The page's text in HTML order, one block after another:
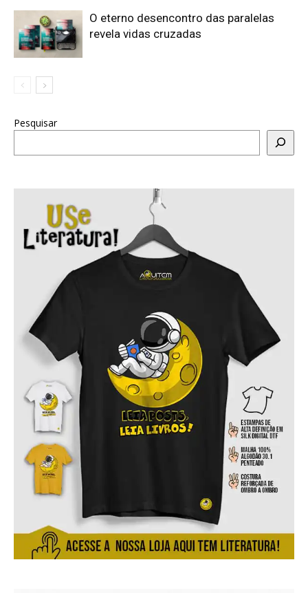
O eterno desencontro das paralelas
revela vidas cruzadas
Pesquisar